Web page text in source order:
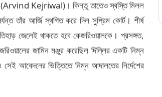
(Arvind Kejriwal)। কিন্তু তাতেও স্বস্তি মিলল
তাঁর আর্জি স্থগিত করে দিল সুপ্রিম কোর্ট। শীর্ষ
জেলেই থাকতে হবে কেজরিওয়ালকে। প্রসঙ্গত,
জামিন মঞ্জুর করেছিল দিল্লির একটি নিম্ন
আবেদনের ভিত্তিতে নিম্ন আদালতের নির্দেশের